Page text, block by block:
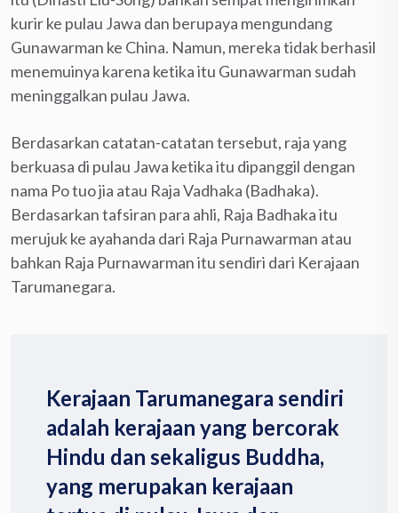
kurir ke pulau Jawa dan berupaya mengundang
Gunawarman ke China. Namun, mereka tidak berhasil
menemuinya karena ketika itu Gunawarman sudah
meninggalkan pulau Jawa.
Berdasarkan catatan-catatan tersebut, raja yang
berkuasa di pulau Jawa ketika itu dipanggil dengan
nama Po tuo jia atau Raja Vadhaka (Badhaka).
Berdasarkan tafsiran para ahli, Raja Badhaka itu
merujuk ke ayahanda dari Raja Purnawarman atau
bahkan Raja Purnawarman itu sendiri dari Kerajaan
Tarumanegara.
Kerajaan Tarumanegara sendiri
adalah kerajaan yang bercorak
Hindu dan sekaligus Buddha,
yang merupakan kerajaan